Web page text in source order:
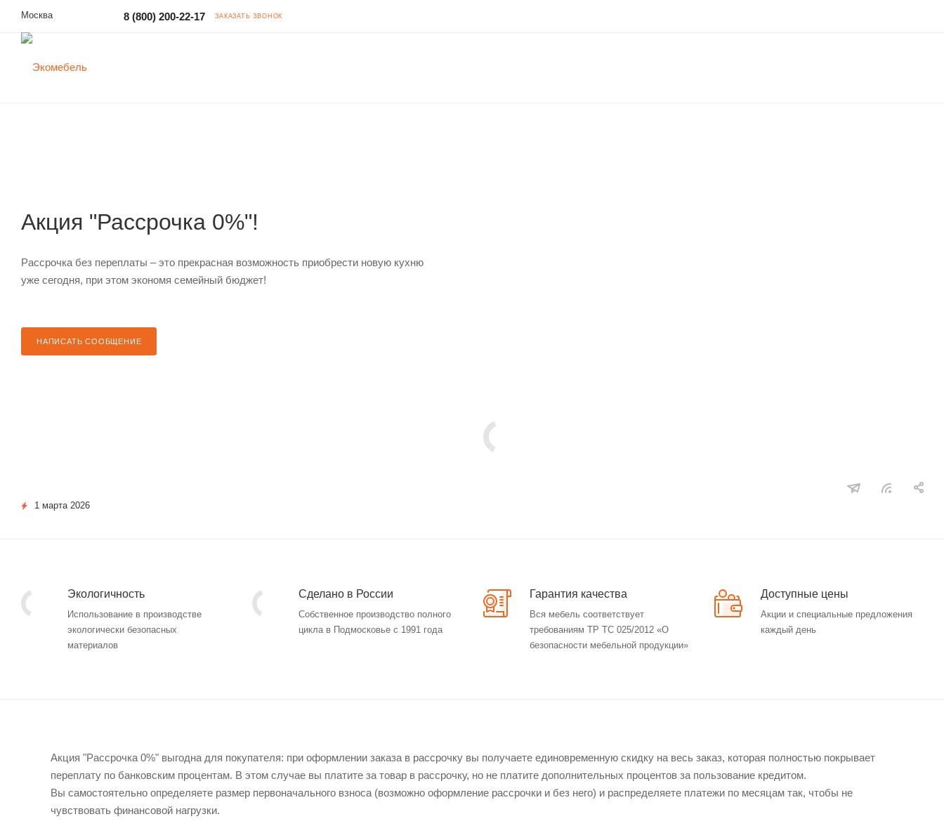
Москва 8 (800) 200-22-17 ЗАКАЗАТЬ ЗВОНОК
Акция "Рассрочка 0%"!
Рассрочка без переплаты – это прекрасная возможность приобрести новую кухню
уже сегодня, при этом экономя семейный бюджет!
НАПИСАТЬ СООБЩЕНИЕ
1 марта 2026
Экологичность
Использование в производстве
экологически безопасных
материалов
Сделано в России
Собственное производство полного
цикла в Подмосковье с 1991 года
Гарантия качества
Вся мебель соответствует
требованиям ТР ТС 025/2012 «О
безопасности мебельной продукции»
Доступные цены
Акции и специальные предложения
каждый день
Акция "Рассрочка 0%" выгодна для покупателя: при оформлении заказа в рассрочку вы получаете единовременную скидку на весь заказ, которая полностью покрывает
переплату по банковским процентам. В этом случае вы платите за товар в рассрочку, но не платите дополнительных процентов за пользование кредитом.
Вы самостоятельно определяете размер первоначального взноса (возможно оформление рассрочки и без него) и распределяете платежи по месяцам так, чтобы не
чувствовать финансовой нагрузки.